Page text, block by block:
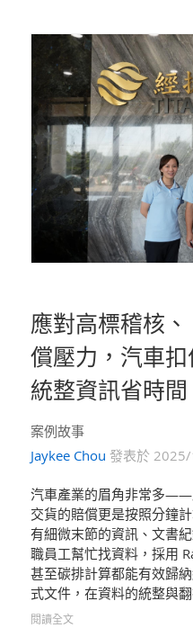
應對高標稽核
償壓力，汽車
統整資訊省時間
案例故事
Jaykee Chou 發表於
汽車產業的眉角非常多——
交貨的賠償更是按照分鐘
有細微末節的資訊、文書
職員工幫忙找資料，採用
甚至碳排計算都能有效歸
式文件，在資料的統整與
閱讀全文